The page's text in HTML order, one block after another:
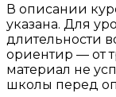
В описании
указана. Для
длительности
ориентир — от
материал не
школы перед